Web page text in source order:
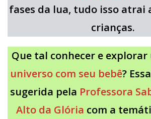
fases da lua, tudo isso atrai
crianças.
Que tal conhecer e
universo com seu bebê?
sugerida pela Professora
Alto da Glória com a